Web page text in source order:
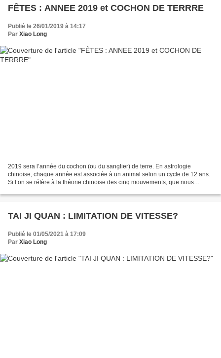
FÊTES : ANNEE 2019 et COCHON DE TERRRE
Publié le 26/01/2019 à 14:17
Par Xiao Long
2019 sera l’année du cochon (ou du sanglier) de terre. En astrologie
chinoise, chaque année est associée à un animal selon un cycle de 12 ans.
Si l’on se réfère à la théorie chinoise des cinq mouvements, que nous
TAI JI QUAN : LIMITATION DE VITESSE?
Publié le 01/05/2021 à 17:09
Par Xiao Long